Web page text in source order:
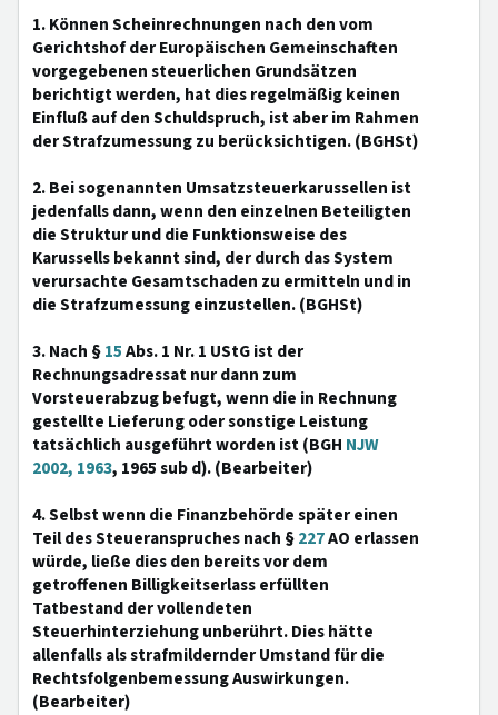
1. Können Scheinrechnungen nach den vom
Gerichtshof der Europäischen Gemeinschaften
vorgegebenen steuerlichen Grundsätzen
berichtigt werden, hat dies regelmäßig keinen
Einfluß auf den Schuldspruch, ist aber im Rahmen
der Strafzumessung zu berücksichtigen. (BGHSt)
2. Bei sogenannten Umsatzsteuerkarussellen ist
jedenfalls dann, wenn den einzelnen Beteiligten
die Struktur und die Funktionsweise des
Karussells bekannt sind, der durch das System
verursachte Gesamtschaden zu ermitteln und in
die Strafzumessung einzustellen. (BGHSt)
3. Nach §15Abs. 1 Nr. 1 UStG ist der
Rechnungsadressat nur dann zum
Vorsteuerabzug befugt, wenn die in Rechnung
gestellte Lieferung oder sonstige Leistung
tatsächlich ausgeführt worden ist (BGH NJW
2002, 1963, 1965 sub d). (Bearbeiter)
4. Selbst wenn die Finanzbehörde später einen
Teil des Steueranspruches nach §227AO erlassen
würde, ließe dies den bereits vor dem
getroffenen Billigkeitserlass erfüllten
Tatbestand der vollendeten
Steuerhinterziehung unberührt. Dies hätte
allenfalls als strafmildernder Umstand für die
Rechtsfolgenbemessung Auswirkungen.
(Bearbeiter)